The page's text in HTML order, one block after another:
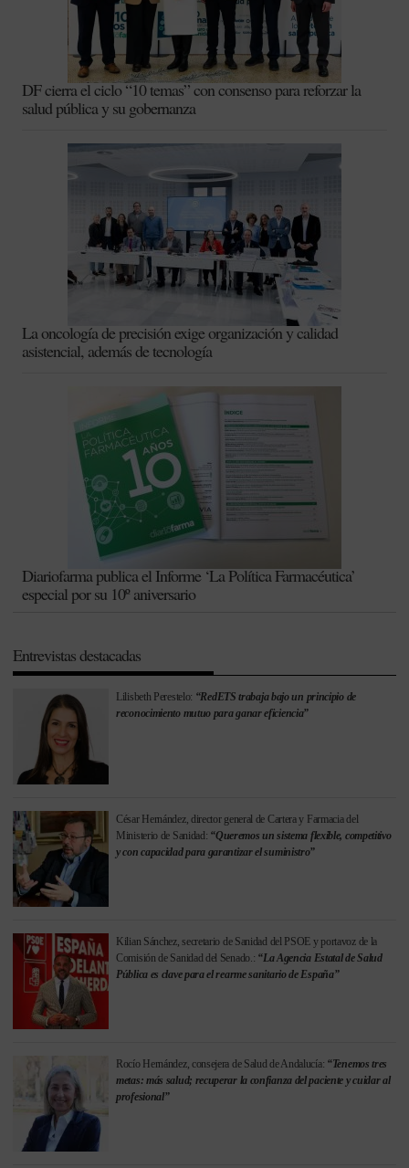
DF cierra el ciclo “10 temas” con consenso para reforzar la
salud pública y su gobernanza
La oncología de precisión exige organización y calidad
asistencial, además de tecnología
Diariofarma publica el Informe ‘La Política Farmacéutica’
especial por su 10º aniversario
Entrevistas destacadas
Lilisbeth Perestelo: “RedETS trabaja bajo un principio de
reconocimiento mutuo para ganar eficiencia”
César Hernández, director general de Cartera y Farmacia del
Ministerio de Sanidad: “Queremos un sistema flexible, competitivo
y con capacidad para garantizar el suministro”
Kilian Sánchez, secretario de Sanidad del PSOE y portavoz de la
Comisión de Sanidad del Senado.: “La Agencia Estatal de Salud
Pública es clave para el rearme sanitario de España”
Rocío Hernández, consejera de Salud de Andalucía: “Tenemos tres
metas: más salud; recuperar la confianza del paciente y cuidar al
profesional”